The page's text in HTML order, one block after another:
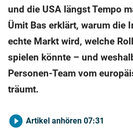
und die USA längst Tempo
Ümit Bas erklärt, warum die
echte Markt wird, welche
spielen könnte – und
Personen-Team vom
träumt.
Artikel anhören 07:31